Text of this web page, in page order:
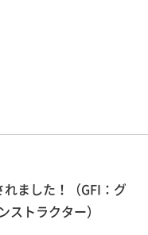
れました！（GFI：グ
トラクター）